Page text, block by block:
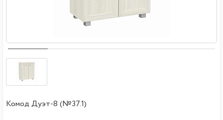
Комод Дуэт-8 (№37.1)